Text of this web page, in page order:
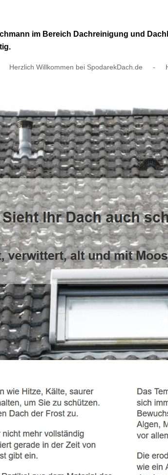
im Bereich Dachreinigung und
Herzlich Willkommen bei SpodarekDach.de -